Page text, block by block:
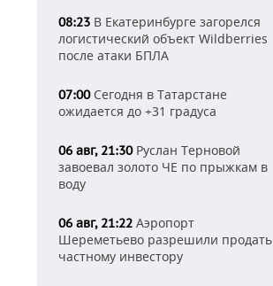
08:23 В Екатеринбурге загорелся
логистический объект Wildberries
после атаки БПЛА
07:00Сегодня в Татарстане
ожидается до +31 градуса
06 авг, 21:30Руслан Терновой
завоевал золото ЧЕ по прыжкам в
воду
06 авг, 21:22 Аэропорт
Шереметьево разрешили продать
частному инвестору